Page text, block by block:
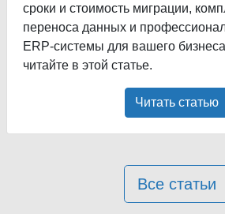
сроки и стоимость миграции,
переноса данных и
ERP-системы для вашего
читайте в этой статье.
Читать статью
Все статьи